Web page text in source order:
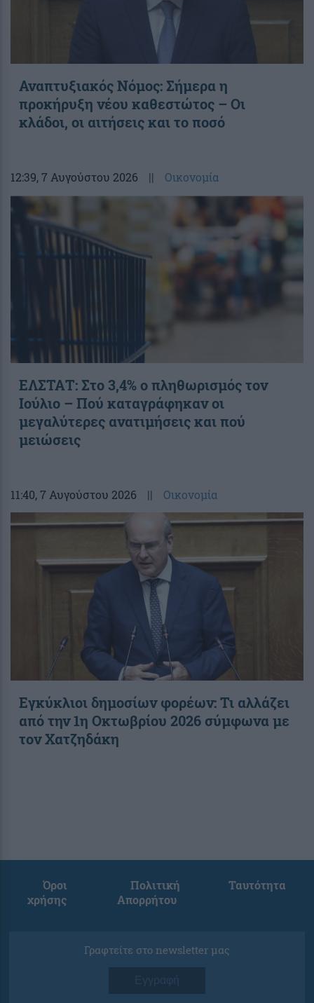
Αναπτυξιακός Νόμος: Σήμερα η
προκήρυξη νέου καθεστώτος – Οι
κλάδοι, οι αιτήσεις και το ποσό
12:39, 7 Αυγούστου 2026 || Οικονομία
ΕΛΣΤΑΤ: Στο 3,4% ο πληθωρισμός τον
Ιούλιο – Πού καταγράφηκαν οι
μεγαλύτερες ανατιμήσεις και πού
μειώσεις
11:40, 7 Αυγούστου 2026 || Οικονομία
Εγκύκλιοι δημοσίων φορέων: Τι αλλάζει
από την 1η Οκτωβρίου 2026 σύμφωνα με
τον Χατζηδάκη
Όροι
χρήσης
Πολιτική
Απορρήτου
Ταυτότητα
Γραφτείτε στο newsletter μας
Εγγραφή